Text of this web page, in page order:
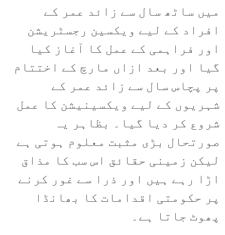
میں ساٹھ سال سے زائد عمر کے
افراد کے لیے ویکسین رجسٹریشن
اور فراہمی کے عمل کا آغاز کیا
گیا اور بعد ازاں مارچ کے اختتام
پر پچاس سال سے زائد عمر کے
شہریوں کے لیے ویکسینیشن کا عمل
شروع کر دیا گیا۔ بظاہر یہ
صورتحال بڑی مثبت معلوم ہوتی ہے
لیکن زمینی حقائق اس سب کا مذاق
اڑا رہے ہیں اور ذرا سے غور کرنے
پر حکومتی اقدامات کا بھانڈا
پھوٹ جاتا ہے۔